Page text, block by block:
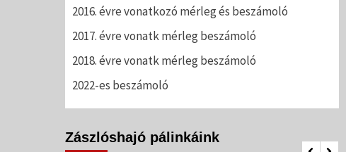
2016. évre vonatkozó mérleg és beszámoló
2017. évre vonatk mérleg beszámoló
2018. évre vonatk mérleg beszámoló
2022-es beszámoló
Zászlóshajó pálinkáink